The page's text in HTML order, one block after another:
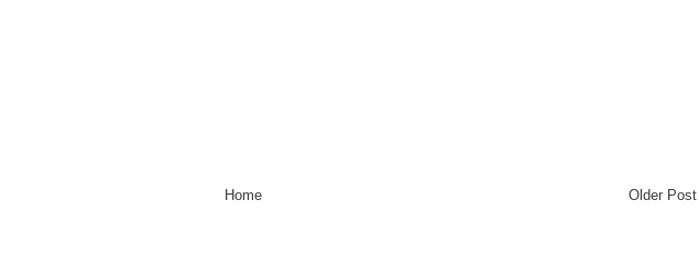
Older Post
Home